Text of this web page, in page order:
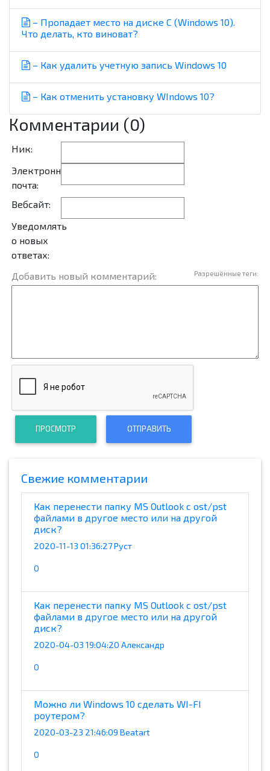
– Пропадает место на диске C (Windows 10).
Что делать, кто виноват?
– Как удалить учетную запись Windows 10
– Как отменить установку WIndows 10?
Комментарии (0)
Ник:
Электронная
почта:
Вебсайт:
Уведомлять
о новых
ответах:
Разрешённые теги:
Добавить новый комментарий:
ПРОСМОТР ОТПРАВИТЬ
Cвежие комментарии
Как перенести папку MS Outlook с ost/pst
файлами в другое место или на другой
диск?
2020-11-13 01:36:27 Руст
0
Как перенести папку MS Outlook с ost/pst
файлами в другое место или на другой
диск?
2020-04-03 19:04:20 Александр
0
Можно ли Windows 10 сделать WI-FI
роутером?
2020-03-23 21:46:09 Beatart
0